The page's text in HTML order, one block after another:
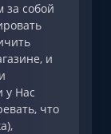
за собой
и
у Нас
что